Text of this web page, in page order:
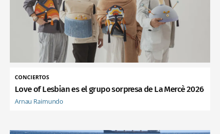
CONCIERTOS
Love of Lesbian es el grupo sorpresa de La Mercè 2026
Arnau Raimundo